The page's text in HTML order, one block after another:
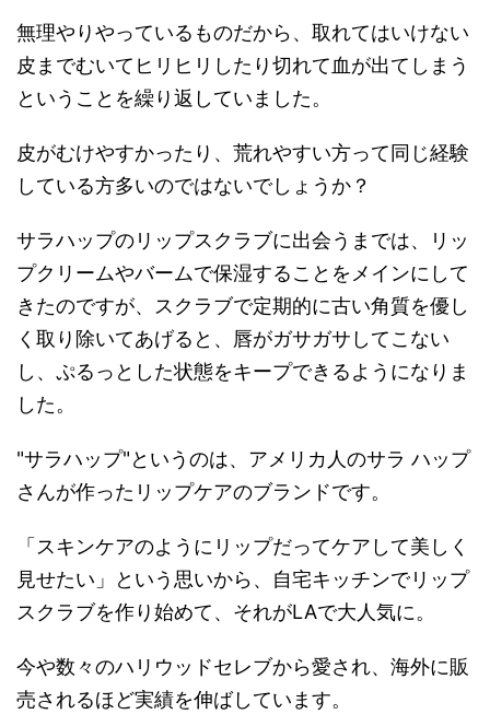
無理やりやっているものだから、取れてはいけない
皮までむいてヒリヒリしたり切れて血が出てしまう
ということを繰り返していました。
皮がむけやすかったり、荒れやすい方って同じ経験
している方多いのではないでしょうか？
サラハップのリップスクラブに出会うまでは、リッ
プクリームやバームで保湿することをメインにして
きたのですが、スクラブで定期的に古い角質を優し
く取り除いてあげると、唇がガサガサしてこない
し、ぷるっとした状態をキープできるようになりま
した。
"サラハップ"というのは、アメリカ人のサラ ハップ
さんが作ったリップケアのブランドです。
「スキンケアのようにリップだってケアして美しく
見せたい」という思いから、自宅キッチンでリップ
スクラブを作り始めて、それがLAで大人気に。
今や数々のハリウッドセレブから愛され、海外に販
売されるほど実績を伸ばしています。